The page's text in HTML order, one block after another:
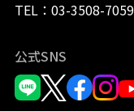
TEL： 03-3508-7059
公式SNS